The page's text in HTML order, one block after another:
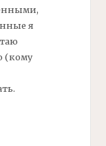
я
(кому